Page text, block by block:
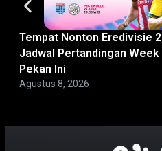
Tempat Nonton Eredivisie
Jadwal Pertandingan Week
Pekan Ini
Agustus 8, 2026